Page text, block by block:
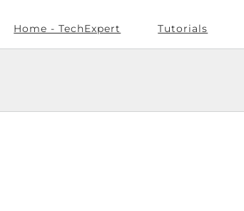
Home - TechExpert Tutorials